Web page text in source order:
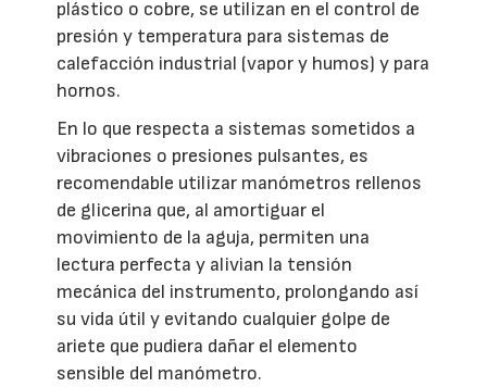
plástico o cobre, se utilizan en el control de
presión y temperatura para sistemas de
calefacción industrial (vapor y humos) y para
hornos.
En lo que respecta a sistemas sometidos a
vibraciones o presiones pulsantes, es
recomendable utilizar manómetros rellenos
de glicerina que, al amortiguar el
movimiento de la aguja, permiten una
lectura perfecta y alivian la tensión
mecánica del instrumento, prolongando así
su vida útil y evitando cualquier golpe de
ariete que pudiera dañar el elemento
sensible del manómetro.